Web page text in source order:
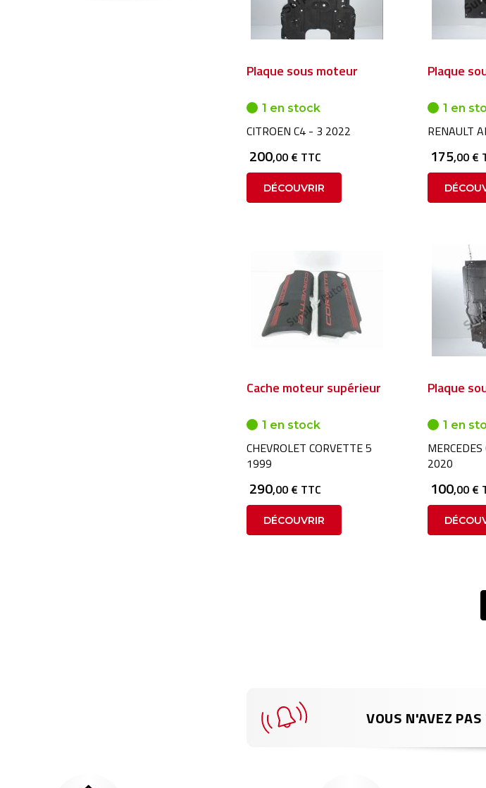
Plaque sous moteur
1 en stock
CITROEN C4 - 3 2022
200,00 € TTC
DÉCOUVRIR
Plaque
1 en
RENAULT
175,00 €
Cache moteur supérieur
1 en stock
CHEVROLET CORVETTE 5
1999
290,00 € TTC
DÉCOUVRIR
Plaque
1 en
2020
100,00 €
VOUS N'AVEZ